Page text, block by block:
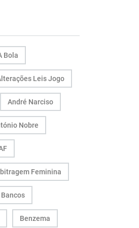
Bola
Leis Jogo
André Narciso
Nobre
Feminina
Bancos
Benzema